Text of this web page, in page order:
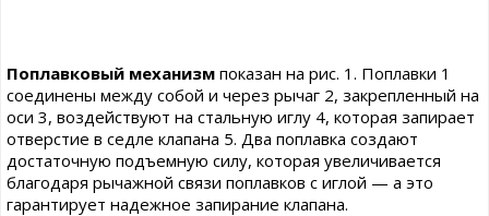
Поплавковый механизм показан на рис. 1. Поплавки 1
соединены между собой и через рычаг 2, закрепленный на
оси 3, воздействуют на стальную иглу 4, которая запирает
отверстие в седле клапана 5. Два поплавка создают
достаточную подъемную силу, которая увеличивается
благодаря рычажной связи поплавков с иглой — а это
гарантирует надежное запирание клапана.